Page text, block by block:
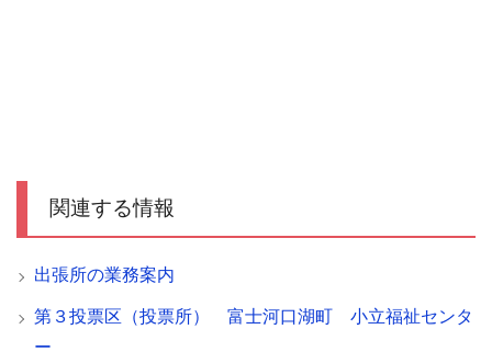
関連する情報
出張所の業務案内
第３投票区（投票所） 富士河口湖町 小立福祉センタ
ー